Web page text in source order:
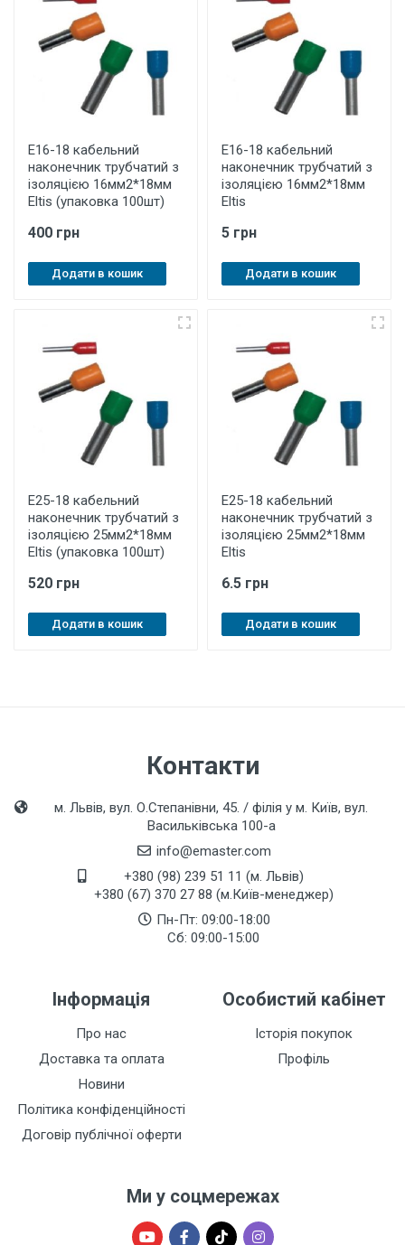
E16-18 кабельний
наконечник трубчатий з
ізоляцією 16мм2*18мм
Eltis (упаковка 100шт)
400 грн
Додати в кошик
E16-18 кабельний
наконечник трубчатий з
ізоляцією 16мм2*18мм
Eltis
5 грн
Додати в кошик
E25-18 кабельний
наконечник трубчатий з
ізоляцією 25мм2*18мм
Eltis (упаковка 100шт)
520 грн
Додати в кошик
E25-18 кабельний
наконечник трубчатий з
ізоляцією 25мм2*18мм
Eltis
6.5 грн
Додати в кошик
Контакти
м. Львів, вул. О.Степанівни, 45. / філія у м. Київ, вул.
Васильківська 100-а
info@emaster.com
+380 (98) 239 51 11 (м. Львів)
+380 (67) 370 27 88 (м.Київ-менеджер)
Пн-Пт: 09:00-18:00
Сб: 09:00-15:00
Інформація
Про нас
Доставка та оплата
Новини
Політика конфіденційності
Договір публічної оферти
Особистий кабінет
Історія покупок
Профіль
Ми у соцмережах